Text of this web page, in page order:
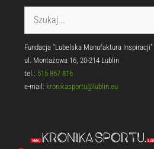
Fundacja "Lubelska Manufaktura Inspiracji"
ul. Montażowa 16, 20-214 Lublin
tel.: 515 867 816
e-mail: kronikasportu@lublin.eu